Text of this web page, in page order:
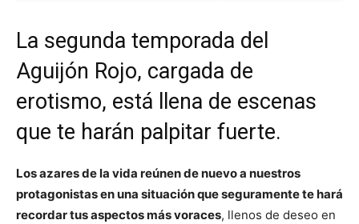
La segunda temporada del
Aguijón Rojo, cargada de
erotismo, está llena de escenas
que te harán palpitar fuerte.
Los azares de la vida reúnen de nuevo a nuestros
protagonistas en una situación que seguramente te hará
recordar tus aspectos más voraces, llenos de deseo en